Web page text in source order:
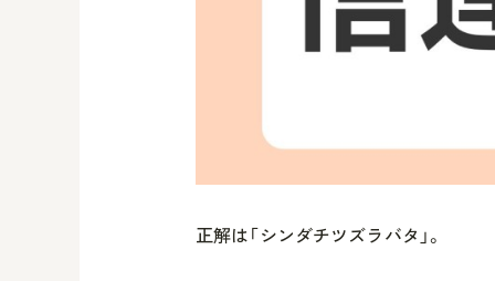
正解は「シンダチツズラバタ」。